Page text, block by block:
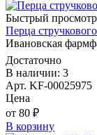
Быстрый просмотр
Перца
Ивановская
Достаточно
В наличии: 3
Арт. KF-00025975
Цена
от 80 ₽
В корзину